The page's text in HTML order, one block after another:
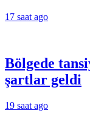
17 saat ago
Bölgede
şartlar geldi
19 saat ago